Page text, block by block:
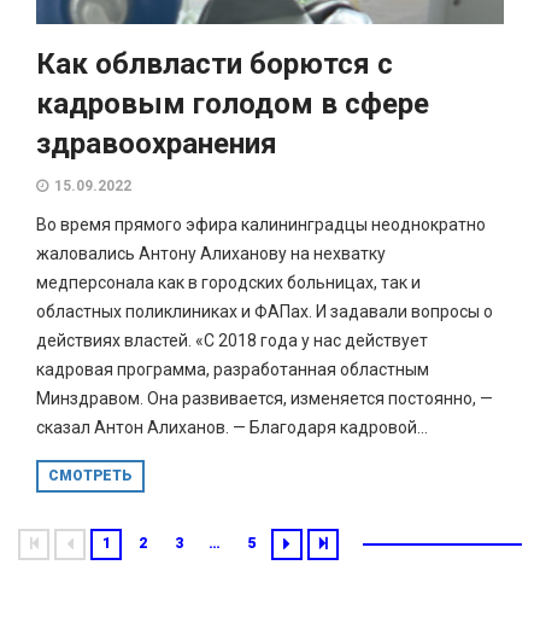
Как облвласти борются с
кадровым голодом в сфере
здравоохранения
15.09.2022
Во время прямого эфира калининградцы неоднократно
жаловались Антону Алиханову на нехватку
медперсонала как в городских больницах, так и
областных поликлиниках и ФАПах. И задавали вопросы о
действиях властей. «С 2018 года у нас действует
кадровая программа, разработанная областным
Минздравом. Она развивается, изменяется постоянно, —
сказал Антон Алиханов. — Благодаря кадровой...
СМОТРЕТЬ
1 2 3 … 5